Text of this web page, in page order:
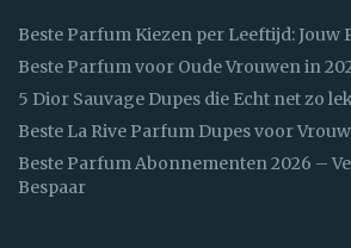
Beste Parfum Kiezen per Leeftijd: Jouw
Beste Parfum voor Oude Vrouwen in
5 Dior Sauvage Dupes die Echt net zo
Beste La Rive Parfum Dupes voor
Beste Parfum Abonnementen 2026 –
Bespaar